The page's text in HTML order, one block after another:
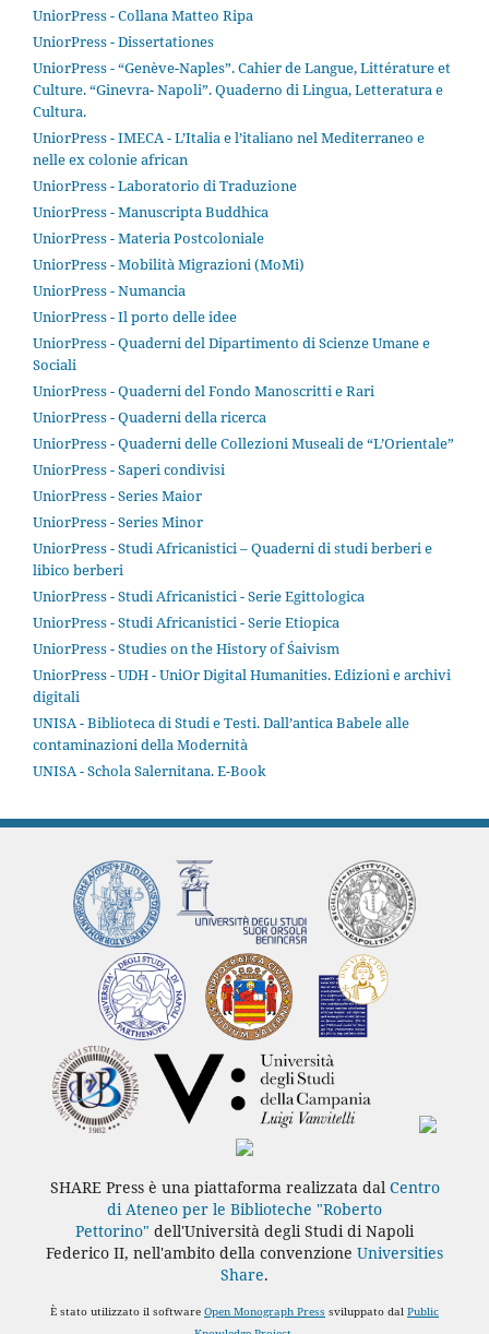
UniorPress - Collana Matteo Ripa
UniorPress - Dissertationes
UniorPress - “Genève-Naples”. Cahier de Langue, Littérature et
Culture. “Ginevra- Napoli”. Quaderno di Lingua, Letteratura e
Cultura.
UniorPress - IMECA - L’Italia e l’italiano nel Mediterraneo e
nelle ex colonie african
UniorPress - Laboratorio di Traduzione
UniorPress - Manuscripta Buddhica
UniorPress - Materia Postcoloniale
UniorPress - Mobilità Migrazioni (MoMi)
UniorPress - Numancia
UniorPress - Il porto delle idee
UniorPress - Quaderni del Dipartimento di Scienze Umane e
Sociali
UniorPress - Quaderni del Fondo Manoscritti e Rari
UniorPress - Quaderni della ricerca
UniorPress - Quaderni delle Collezioni Museali de “L’Orientale”
UniorPress - Saperi condivisi
UniorPress - Series Maior
UniorPress - Series Minor
UniorPress - Studi Africanistici – Quaderni di studi berberi e
libico berberi
UniorPress - Studi Africanistici - Serie Egittologica
UniorPress - Studi Africanistici - Serie Etiopica
UniorPress - Studies on the History of Śaivism
UniorPress - UDH - UniOr Digital Humanities. Edizioni e archivi
digitali
UNISA - Biblioteca di Studi e Testi. Dall’antica Babele alle
contaminazioni della Modernità
UNISA - Schola Salernitana. E-Book
SHARE Press è una piattaforma realizzata dal Centro
di Ateneo per le Biblioteche "Roberto
Pettorino" dell'Università degli Studi di Napoli
Federico II, nell'ambito della convenzione Universities
Share.
È stato utilizzato il software Open Monograph Press sviluppato dal Public